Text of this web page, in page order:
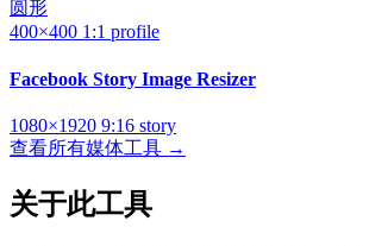
圆形
400×400 1:1 profile
Facebook Story Image Resizer
1080×1920 9:16 story
查看所有媒体工具 →
关于此工具